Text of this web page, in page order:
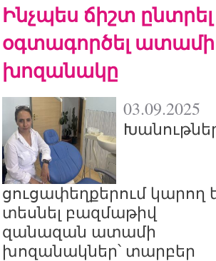
Ինչպես ճիշտ
օգտագործել ատամի
խոզանակը
03.09.2025
ցուցափեղքերում կարող
տեսնել բազմաթիվ
զանազան ատամի
խոզանակներ՝ տարբեր